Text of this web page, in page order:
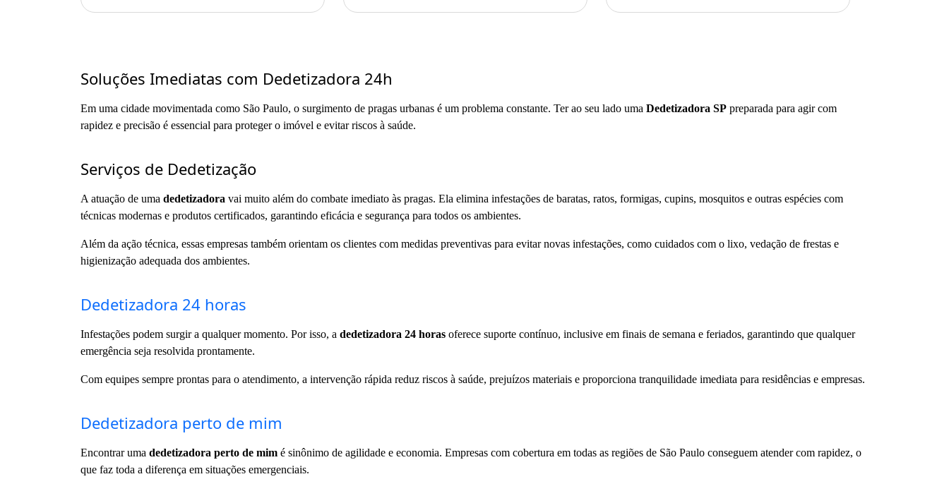
Soluções Imediatas com Dedetizadora 24h
Em uma cidade movimentada como São Paulo, o surgimento de pragas urbanas é um problema constante. Ter ao seu lado uma Dedetizadora SP preparada para agir com
rapidez e precisão é essencial para proteger o imóvel e evitar riscos à saúde.
Serviços de Dedetização
A atuação de uma dedetizadora vai muito além do combate imediato às pragas. Ela elimina infestações de baratas, ratos, formigas, cupins, mosquitos e outras espécies com
técnicas modernas e produtos certificados, garantindo eficácia e segurança para todos os ambientes.
Além da ação técnica, essas empresas também orientam os clientes com medidas preventivas para evitar novas infestações, como cuidados com o lixo, vedação de frestas e
higienização adequada dos ambientes.
Dedetizadora 24 horas
Infestações podem surgir a qualquer momento. Por isso, a dedetizadora 24 horas oferece suporte contínuo, inclusive em finais de semana e feriados, garantindo que qualquer
emergência seja resolvida prontamente.
Com equipes sempre prontas para o atendimento, a intervenção rápida reduz riscos à saúde, prejuízos materiais e proporciona tranquilidade imediata para residências e empresas.
Dedetizadora perto de mim
Encontrar uma dedetizadora perto de mim é sinônimo de agilidade e economia. Empresas com cobertura em todas as regiões de São Paulo conseguem atender com rapidez, o
que faz toda a diferença em situações emergenciais.